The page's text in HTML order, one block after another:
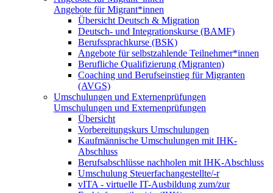
Angebote für Migrant*innen
Übersicht Deutsch & Migration
Deutsch- und Integrationskurse (BAMF)
Berufssprachkurse (BSK)
Angebote für selbstzahlende Teilnehmer*innen
Berufliche Qualifizierung (Migranten)
Coaching und Berufseinstieg für Migranten
(AVGS)
Umschulungen und Externenprüfungen
Umschulungen und Externenprüfungen
Übersicht
Vorbereitungskurs Umschulungen
Kaufmännische Umschulungen mit IHK-
Abschluss
Berufsabschlüsse nachholen mit IHK-Abschluss
Umschulung Steuerfachangestellte/-r
vITA - virtuelle IT-Ausbildung zum/zur